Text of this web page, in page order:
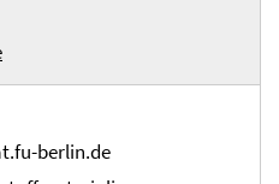
berlin.de